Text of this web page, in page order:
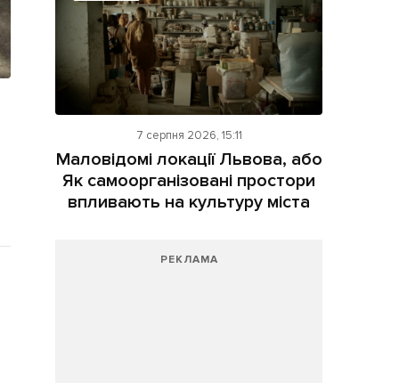
7 серпня 2026, 15:11
Маловідомі локації Львова, або
Як самоорганізовані простори
впливають на культуру міста
РЕКЛАМА